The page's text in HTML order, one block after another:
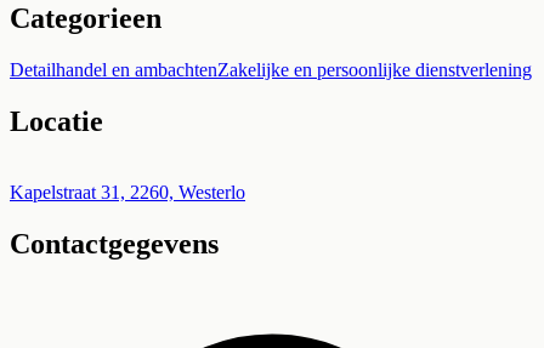
Categorieen
Detailhandel en ambachtenZakelijke en persoonlijke dienstverlening
Locatie
+
−
Kapelstraat 31, 2260, Westerlo
Contactgegevens